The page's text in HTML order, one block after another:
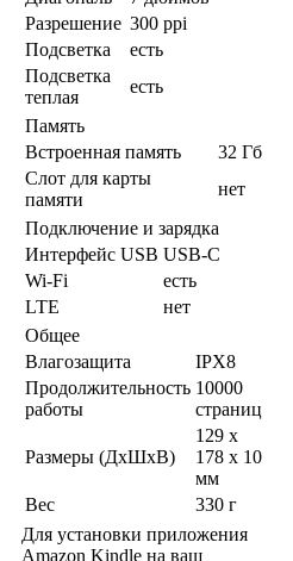
Разрешение 300 ppi
Подсветка
есть
Подсветка
теплая
есть
Память
Встроенная память
32 Гб
Слот для карты
памяти
нет
Подключение и зарядка
Интерфейс USB USB-C
Wi-Fi
есть
LTE
нет
Общее
Влагозащита
IPX8
Продолжительность
работы
10000
страниц
Размеры (ДхШхВ)
129 x
178 x 10
мм
Вес
330 г
Для установки приложения
Amazon Kindle на ваш